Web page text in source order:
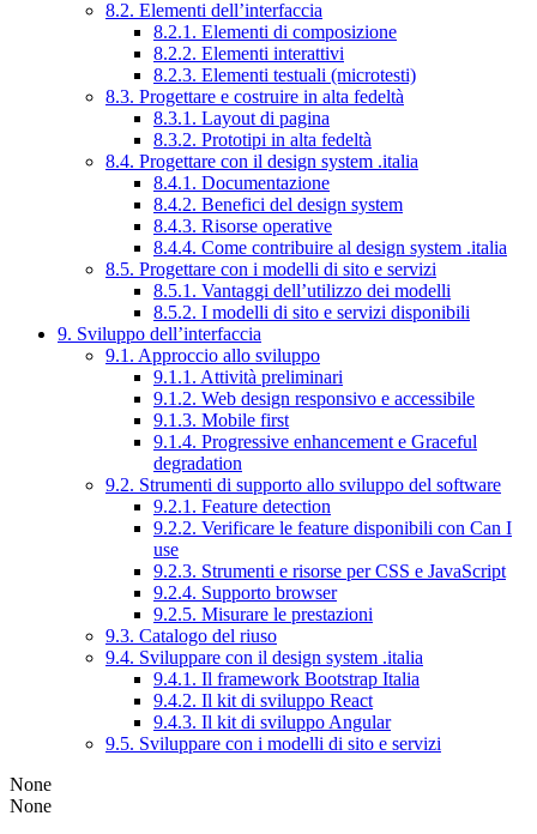
8.2. Elementi dell’interfaccia
8.2.1. Elementi di composizione
8.2.2. Elementi interattivi
8.2.3. Elementi testuali (microtesti)
8.3. Progettare e costruire in alta fedeltà
8.3.1. Layout di pagina
8.3.2. Prototipi in alta fedeltà
8.4. Progettare con il design system .italia
8.4.1. Documentazione
8.4.2. Benefici del design system
8.4.3. Risorse operative
8.4.4. Come contribuire al design system .italia
8.5. Progettare con i modelli di sito e servizi
8.5.1. Vantaggi dell’utilizzo dei modelli
8.5.2. I modelli di sito e servizi disponibili
9. Sviluppo dell’interfaccia
9.1. Approccio allo sviluppo
9.1.1. Attività preliminari
9.1.2. Web design responsivo e accessibile
9.1.3. Mobile first
9.1.4. Progressive enhancement e Graceful
degradation
9.2. Strumenti di supporto allo sviluppo del software
9.2.1. Feature detection
9.2.2. Verificare le feature disponibili con Can I
use
9.2.3. Strumenti e risorse per CSS e JavaScript
9.2.4. Supporto browser
9.2.5. Misurare le prestazioni
9.3. Catalogo del riuso
9.4. Sviluppare con il design system .italia
9.4.1. Il framework Bootstrap Italia
9.4.2. Il kit di sviluppo React
9.4.3. Il kit di sviluppo Angular
9.5. Sviluppare con i modelli di sito e servizi
None
None